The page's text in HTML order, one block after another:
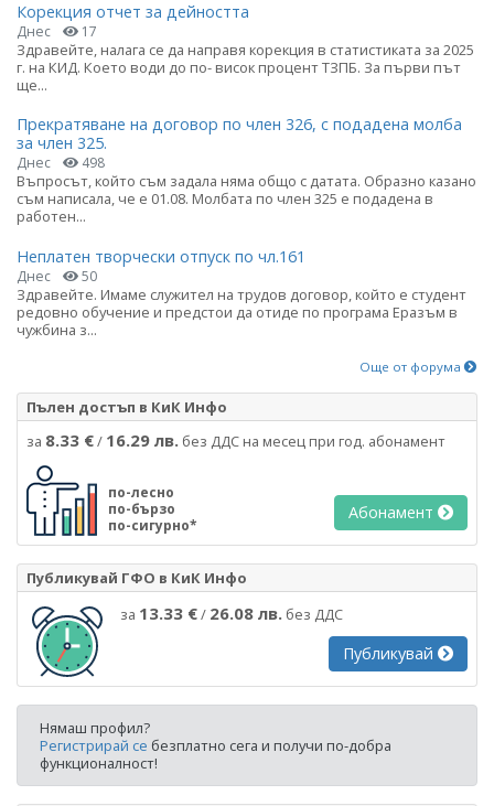
Корекция отчет за дейността
Днес 17
Здравейте, налага се да направя корекция в статистиката за 2025
г. на КИД. Което води до по- висок процент ТЗПБ. За първи път
ще...
Прекратяване на договор по член 326, с подадена молба
за член 325.
Днес 498
Въпросът, който съм задала няма общо с датата. Образно казано
съм написала, че е 01.08. Молбата по член 325 е подадена в
работен...
Неплатен творчески отпуск по чл.161
Днес 50
Здравейте. Имаме служител на трудов договор, който е студент
редовно обучение и предстои да отиде по програма Еразъм в
чужбина з...
Още от форума
Пълен достъп в КиК Инфо
за 8.33 €/ 16.29 лв. без ДДС на месец при год. абонамент
по-лесно
по-бързо
по-сигурно*
Абонамент
Публикувай ГФО в КиК Инфо
за 13.33 €/ 26.08 лв. без ДДС
Публикувай
Нямаш профил?
Регистрирай се безплатно сега и получи по-добра
функционалност!